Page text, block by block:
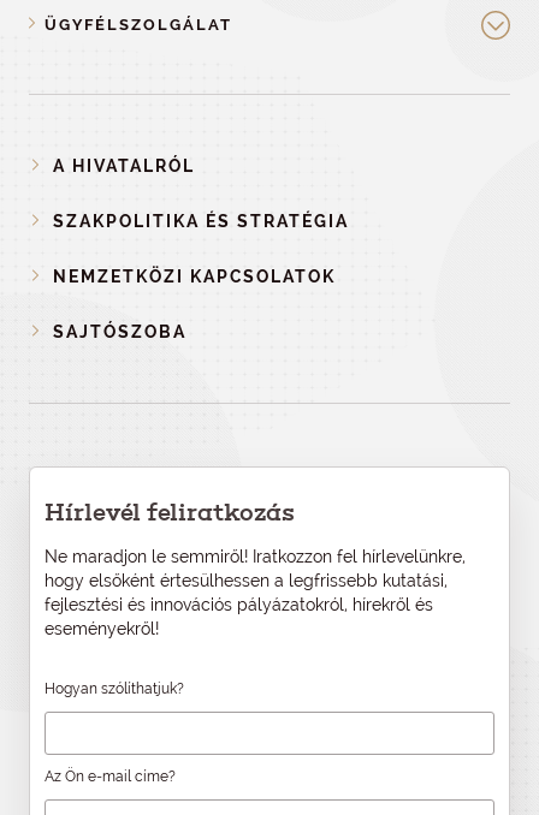
ÜGYFÉLSZOLGÁLAT
A HIVATALRÓL
SZAKPOLITIKA ÉS STRATÉGIA
NEMZETKÖZI KAPCSOLATOK
SAJTÓSZOBA
Hírlevél feliratkozás
Ne maradjon le semmiről! Iratkozzon fel hírlevelünkre,
hogy elsőként értesülhessen a legfrissebb kutatási,
fejlesztési és innovációs pályázatokról, hírekről és
eseményekről!
Hogyan szólíthatjuk?
Az Ön e-mail címe?